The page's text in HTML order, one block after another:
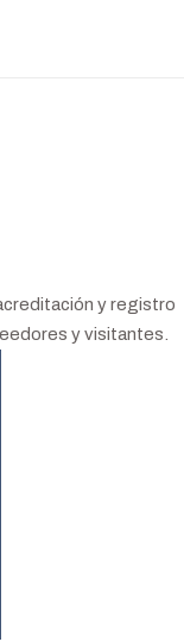
y registro
y visitantes.